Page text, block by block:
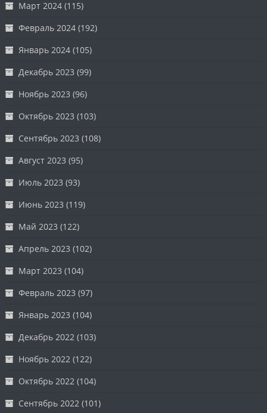
Март 2024 (115)
Февраль 2024 (192)
Январь 2024 (105)
Декабрь 2023 (99)
Ноябрь 2023 (96)
Октябрь 2023 (103)
Сентябрь 2023 (108)
Август 2023 (95)
Июль 2023 (93)
Июнь 2023 (119)
Май 2023 (122)
Апрель 2023 (102)
Март 2023 (104)
Февраль 2023 (97)
Январь 2023 (104)
Декабрь 2022 (103)
Ноябрь 2022 (122)
Октябрь 2022 (104)
Сентябрь 2022 (101)